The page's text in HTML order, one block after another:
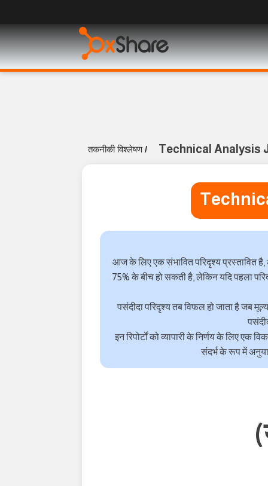
तकनीकी विश्लेषण/ Technical Analysis
आज के लिए एक संभावित परिदृश्य प्रस्तावित
75% के बीच हो सकती है, लेकिन यदि पहला
पसंदीदा परिदृश्य तब विफल हो जाता है जब
इन रिपोर्टों को व्यापारी के निर्णय के लिए एक
संदर्भ के रूप में